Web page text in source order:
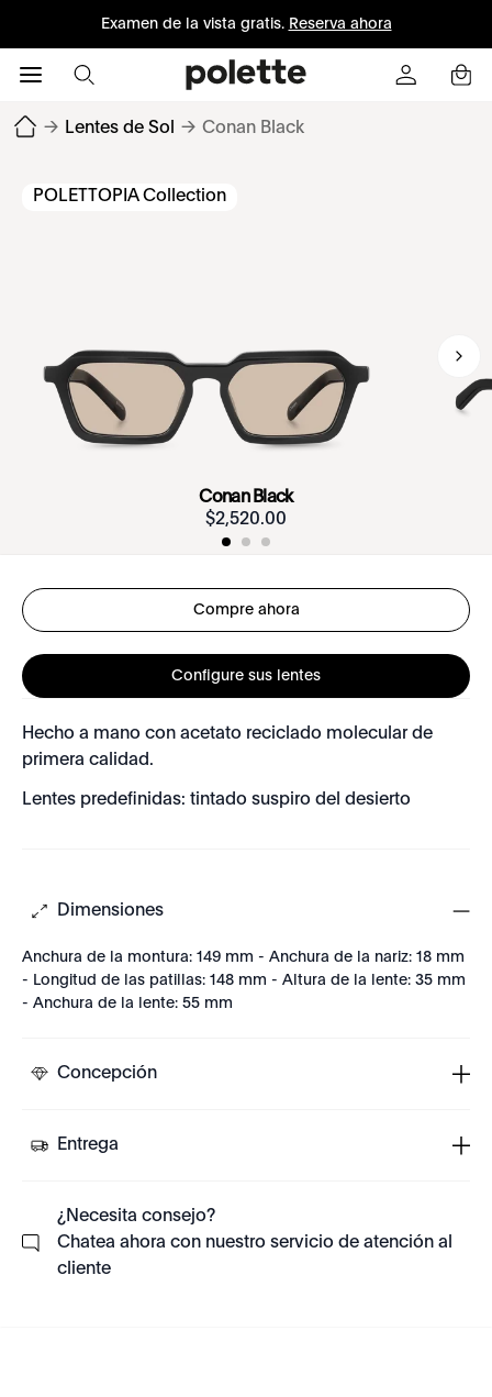
Examen de la vista gratis. Reserva ahora
→ Lentes de Sol → Conan Black
POLETTOPIA Collection
Conan Black
$2,520.00
Compre ahora
Configure sus lentes
Hecho a mano con acetato reciclado molecular de
primera calidad.
Lentes predefinidas: tintado suspiro del desierto
Dimensiones
Anchura de la montura: 149 mm - Anchura de la nariz: 18 mm
- Longitud de las patillas: 148 mm - Altura de la lente: 35 mm
- Anchura de la lente: 55 mm
Concepción
Entrega
¿Necesita consejo?
Chatea ahora con nuestro servicio de atención al
cliente